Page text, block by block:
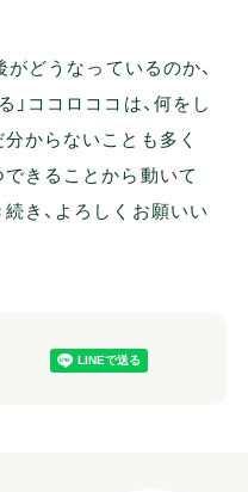
がどうなっているのか、
」ココロココは、何をし
からないことも多く
きることから動いて
き、よろしくお願いい